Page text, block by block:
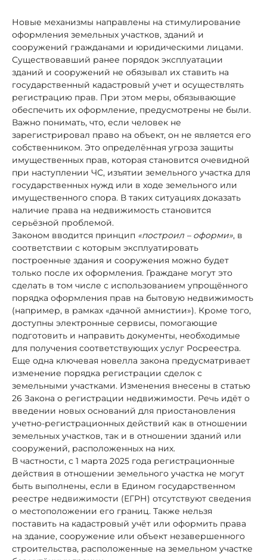
Новые механизмы направлены на стимулирование
оформления земельных участков, зданий и
сооружений гражданами и юридическими лицами.
Существовавший ранее порядок эксплуатации
зданий и сооружений не обязывал их ставить на
государственный кадастровый учет и осуществлять
регистрацию прав. При этом меры, обязывающие
обеспечить их оформление, предусмотрены не были.
Важно понимать, что, если человек не
зарегистрировал право на объект, он не является его
собственником. Это определённая угроза защиты
имущественных прав, которая становится очевидной
при наступлении ЧС, изъятии земельного участка для
государственных нужд или в ходе земельного или
имущественного спора. В таких ситуациях доказать
наличие права на недвижимость становится
серьёзной проблемой.
Законом вводится принцип «построил – оформи», в
соответствии с которым эксплуатировать
построенные здания и сооружения можно будет
только после их оформления. Граждане могут это
сделать в том числе с использованием упрощённого
порядка оформления прав на бытовую недвижимость
(например, в рамках «дачной амнистии»). Кроме того,
доступны электронные сервисы, помогающие
подготовить и направить документы, необходимые
для получения соответствующих услуг Росреестра.
Еще одна ключевая новелла закона предусматривает
изменение порядка регистрации сделок с
земельными участками. Изменения внесены в статью
26 Закона о регистрации недвижимости. Речь идёт о
введении новых оснований для приостановления
учетно-регистрационных действий как в отношении
земельных участков, так и в отношении зданий или
сооружений, расположенных на них.
В частности, с 1 марта 2025 года регистрационные
действия в отношении земельного участка не могут
быть выполнены, если в Едином государственном
реестре недвижимости (ЕГРН) отсутствуют сведения
о местоположении его границ. Также нельзя
поставить на кадастровый учёт или оформить права
на здание, сооружение или объект незавершенного
строительства, расположенные на земельном участке